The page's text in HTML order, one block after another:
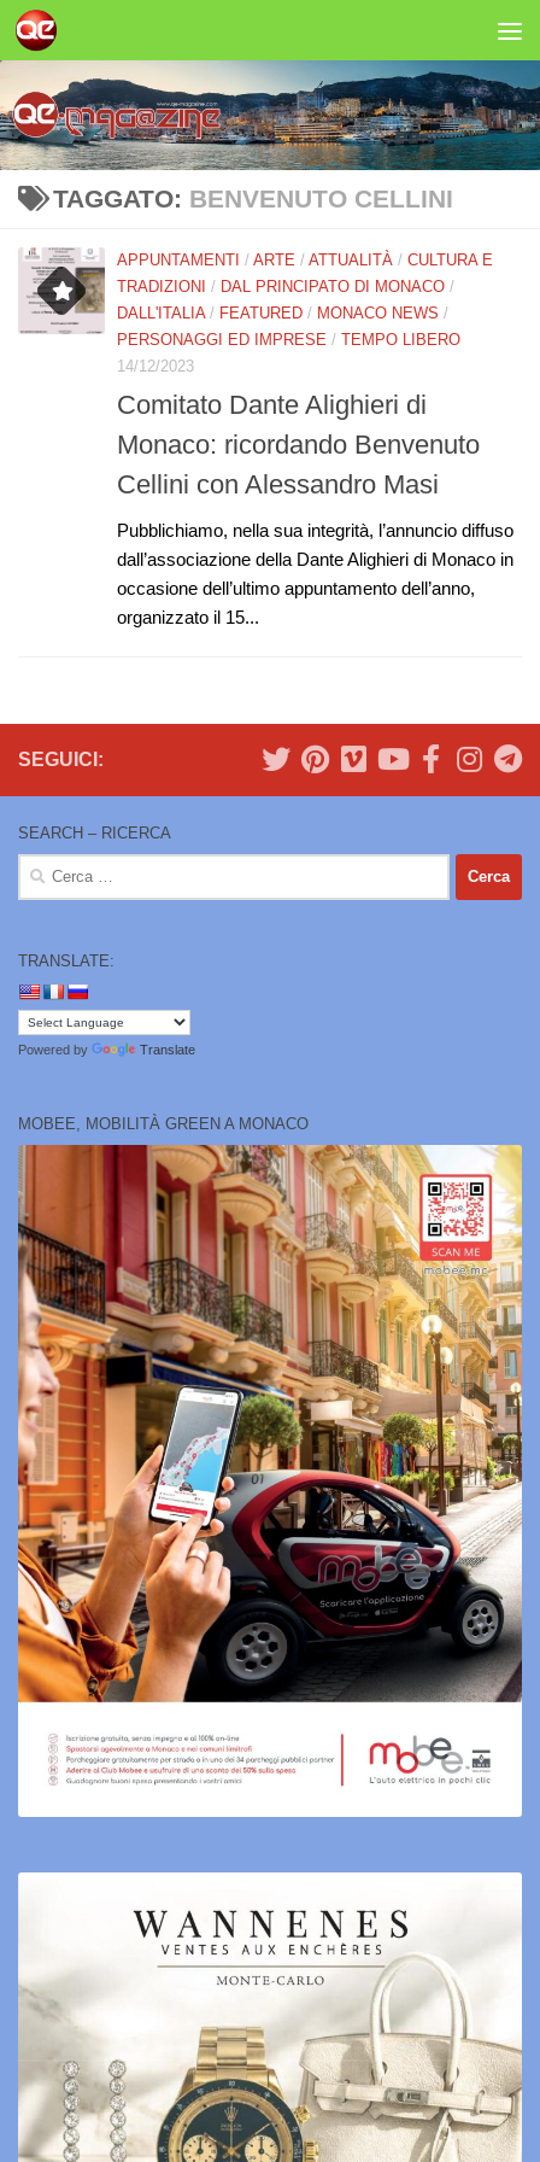
Salta al contenuto
TAGGATO: BENVENUTO CELLINI
APPUNTAMENTI / ARTE / ATTUALITÀ / CULTURA E
TRADIZIONI / DAL PRINCIPATO DI MONACO /
DALL'ITALIA/ FEATURED / MONACO NEWS /
PERSONAGGI ED IMPRESE / TEMPO LIBERO
14/12/2023
Comitato Dante Alighieri di
Monaco: ricordando Benvenuto
Cellini con Alessandro Masi
Pubblichiamo, nella sua integrità, l’annuncio diffuso
dall’associazione della Dante Alighieri di Monaco in
occasione dell’ultimo appuntamento dell’anno,
organizzato il 15...
SEGUICI:
SEARCH – RICERCA
Ricerca
TRANSLATE:
Powered by Translate
MOBEE, MOBILITÀ GREEN A MONACO